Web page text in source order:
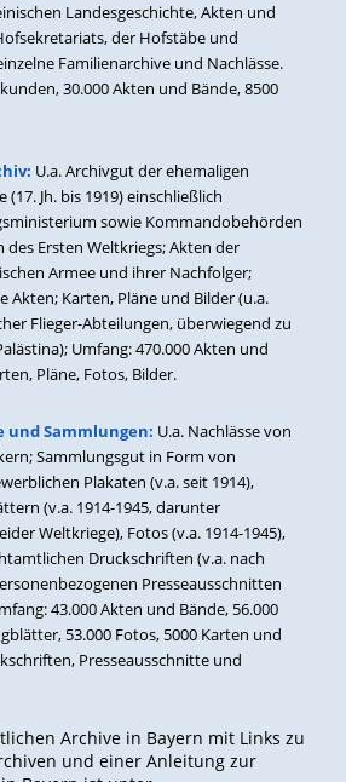
Landesgeschichte, Akten und
der Hofstäbe und
Familienarchive und Nachlässe.
30.000 Akten und Bände, 8500
U.a. Archivgut der ehemaligen
(17. Jh. bis 1919) einschließlich
sowie Kommandobehörden
Ersten Weltkriegs; Akten der
Armee und ihrer Nachfolger;
Akten; Karten, Pläne und Bilder (u.a.
Flieger-Abteilungen, überwiegend zu
Umfang: 470.000 Akten und
Pläne, Fotos, Bilder.
und Sammlungen: U.a. Nachlässe von
Sammlungsgut in Form von
Plakaten (v.a. seit 1914),
(v.a. 1914-1945, darunter
Weltkriege), Fotos (v.a. 1914-1945),
Druckschriften (v.a. nach
Presseausschnitten
43.000 Akten und Bände, 56.000
53.000 Fotos, 5000 Karten und
Presseausschnitte und
Archive in Bayern mit Links zu
und einer Anleitung zur